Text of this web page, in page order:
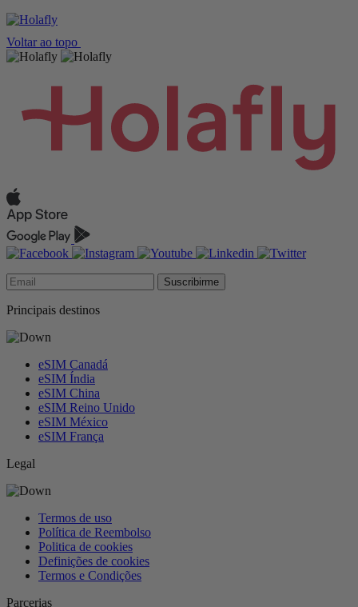
Voltar ao topo
Suscribirme
Principais destinos
eSIM Canadá
eSIM Índia
eSIM China
eSIM Reino Unido
eSIM México
eSIM França
Legal
Termos de uso
Política de Reembolso
Politica de cookies
Definições de cookies
Termos e Condições
Parcerias